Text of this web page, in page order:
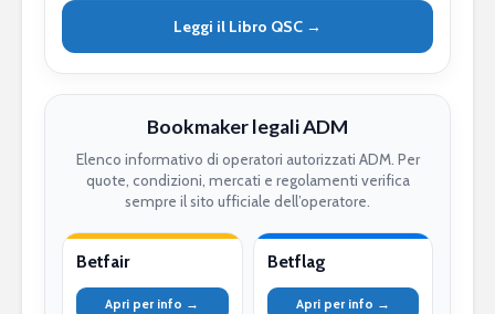
Leggi il Libro QSC →
Bookmaker legali ADM
Elenco informativo di operatori autorizzati ADM. Per
quote, condizioni, mercati e regolamenti verifica
sempre il sito ufficiale dell’operatore.
Betfair
Apri per info →
Betflag
Apri per info →